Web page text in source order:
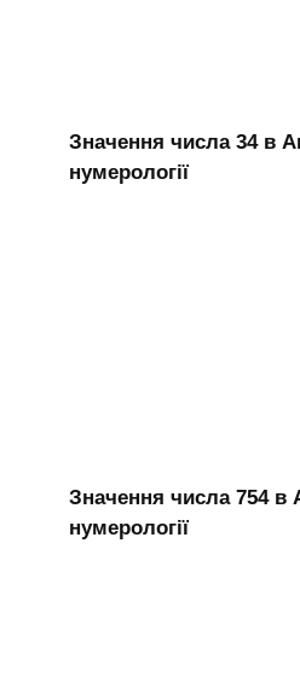
Значення числа 34 в
нумерології
Значення числа 754 в
нумерології